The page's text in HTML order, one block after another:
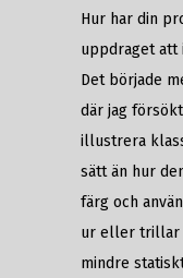
Hur har din
uppdraget att
Det började
där jag
illustrera
sätt än hur
färg och
ur eller trillar
mindre